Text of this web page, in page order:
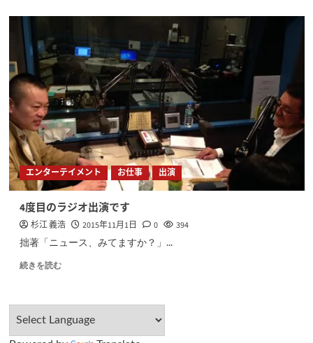
エンターテイメント お仕事 出演
4度目のラジオ出演です
杉江 義浩 2015年11月1日 0 394
拙著「ニュース、みてますか？」...
続きを読む